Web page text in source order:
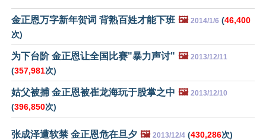
金正恩万字新年贺词 背熟百姓才能下班 🖼️ 2014/1/6 (46,400
次)
为下台阶 金正恩让全国比赛"暴力声讨" 🖼️ 2013/12/11
(357,981次)
姑父被捕 金正恩被崔龙海玩于股掌之中 🖼️ 2013/12/10
(396,850次)
张成泽遭软禁 金正恩危在旦夕 🖼️ 2013/12/4 (430,286次)